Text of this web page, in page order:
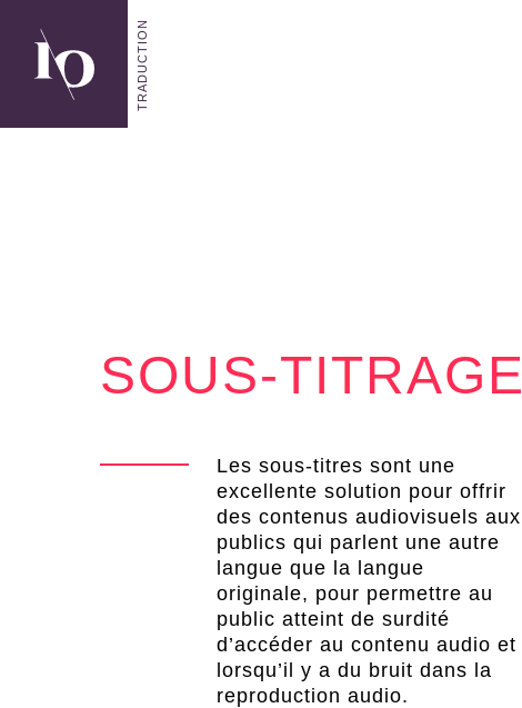
SOUS-TITRAGE
Les sous-titres sont une
excellente solution pour offrir
des contenus audiovisuels aux
publics qui parlent une autre
langue que la langue
originale, pour permettre au
public atteint de surdité
d’accéder au contenu audio et
lorsqu’il y a du bruit dans la
reproduction audio.